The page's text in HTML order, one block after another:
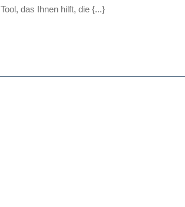
Tool, das Ihnen hilft, die {...}